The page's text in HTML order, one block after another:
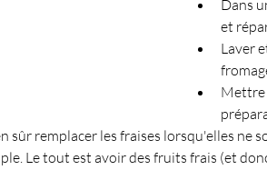
Dans
et
Laver
Mettre
sûr remplacer les fraises lorsqu'elles ne
Le tout est avoir des fruits frais (et